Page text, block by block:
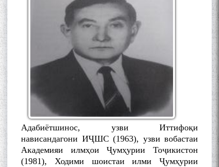
Адабиётшинос, узви Иттифоқи
нависандагони ИҶШС (1963), узви вобастаи
Академияи илмҳои Ҷумҳурии Тоҷикистон
(1981), Ходими шоистаи илми Ҷумҳурии